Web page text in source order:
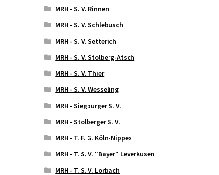
MRH - S. V. Rinnen
MRH - S. V. Schlebusch
MRH - S. V. Setterich
MRH - S. V. Stolberg-Atsch
MRH - S. V. Thier
MRH - S. V. Wesseling
MRH - Siegburger S. V.
MRH - Stolberger S. V.
MRH - T. F. G. Köln-Nippes
MRH - T. S. V. "Bayer" Leverkusen
MRH - T. S. V. Lorbach